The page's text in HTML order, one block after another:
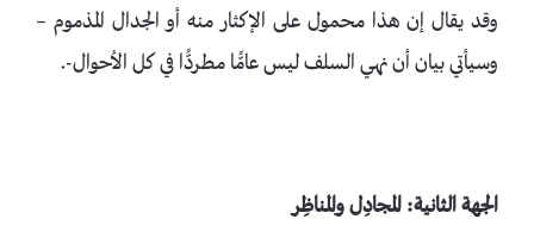
وقد يقال إن هذا محمول على الإكثار منه أو الجدال المذموم –
وسيأتي بيان أن نهي السلف ليس عامًّا مطردًّا في كل الأحوال-.
الجهة الثانية: المجادِل والمناظِر